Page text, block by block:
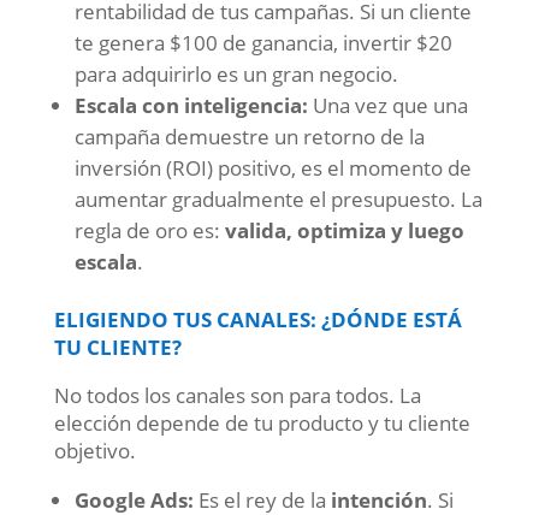
rentabilidad de tus campañas. Si un cliente
te genera $100 de ganancia, invertir $20
para adquirirlo es un gran negocio.
Escala con inteligencia: Una vez que una
campaña demuestre un retorno de la
inversión (ROI) positivo, es el momento de
aumentar gradualmente el presupuesto. La
regla de oro es: valida, optimiza y luego
escala.
ELIGIENDO TUS CANALES: ¿DÓNDE ESTÁ
TU CLIENTE?
No todos los canales son para todos. La
elección depende de tu producto y tu cliente
objetivo.
Google Ads: Es el rey de la intención. Si